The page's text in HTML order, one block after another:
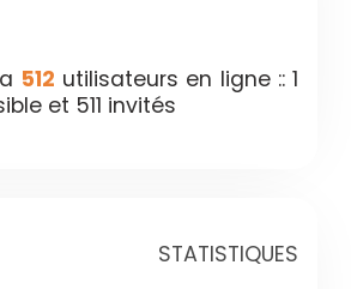
512 utilisateurs en ligne :: 1
et 511 invités
STATISTIQUES